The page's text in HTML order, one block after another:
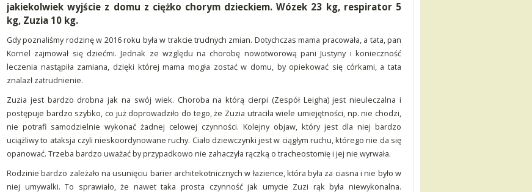
jakiekolwiek wyjście z domu z ciężko chorym dzieckiem. Wózek 23 kg, respirator 5
kg, Zuzia 10 kg.
Gdy poznaliśmy rodzinę w 2016 roku była w trakcie trudnych zmian. Dotychczas mama pracowała, a tata, pan
Kornel zajmował się dziećmi. Jednak ze względu na chorobę nowotworową pani Justyny i konieczność
leczenia nastąpiła zamiana, dzięki której mama mogła zostać w domu, by opiekować się córkami, a tata
znalazł zatrudnienie.
Zuzia jest bardzo drobna jak na swój wiek. Choroba na którą cierpi (Zespół Leigha) jest nieuleczalna i
postępuje bardzo szybko, co już doprowadziło do tego, że Zuzia utraciła wiele umiejętności, np. nie chodzi,
nie potrafi samodzielnie wykonać żadnej celowej czynności. Kolejny objaw, który jest dla niej bardzo
uciążliwy to ataksja czyli nieskoordynowane ruchy. Ciało dziewczynki jest w ciągłym ruchu, którego nie da się
opanować. Trzeba bardzo uważać by przypadkowo nie zahaczyła rączką o tracheostomię i jej nie wyrwała.
Rodzinie bardzo zależało na usunięciu barier architekotnicznych w łazience, która była za ciasna i nie było w
niej umywalki. To sprawiało, że nawet taka prosta czynność jak umycie Zuzi rąk była niewykonalna.